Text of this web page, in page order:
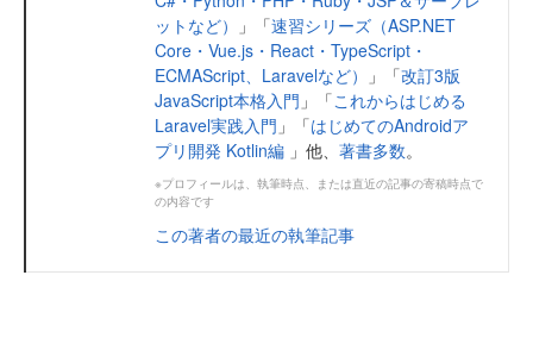
ットなど）
」「速習シリーズ（ASP.NET
Core・Vue.js・React・TypeScript・
ECMAScript、Laravelなど）
」「改訂3版
JavaScript本格入門 」「これからはじめる
Laravel実践入門 」「はじめてのAndroidア
プリ開発 Kotlin編 」他、 著書多数。
※プロフィールは、執筆時点、または直近の記事の寄稿時点で
の内容です
この著者の最近の執筆記事